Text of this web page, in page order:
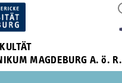
MAGDEBURG A. ö. R.